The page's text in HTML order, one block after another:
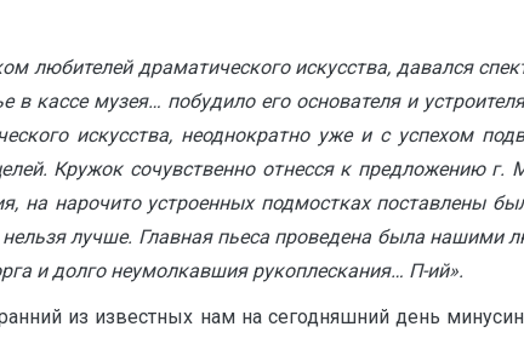
любителей драматического искусства, давался
в кассе музея… побудило его основателя и
искусства, неоднократно уже и с успехом
Кружок сочувственно отнесся к предложению г.
на нарочито устроенных подмостках поставлены
лучше. Главная пьеса проведена была нашими
и долго неумолкавшия рукоплескания… П-ий».
из известных нам на сегодняшний день